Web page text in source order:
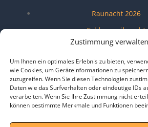
Zustimmung verwalten
Um Ihnen ein optimales Erlebnis zu bieten,
wie Cookies, um Geräteinformationen zu
zuzugreifen. Wenn Sie diesen Technologien
Daten wie das Surfverhalten oder eindeutige IDs
verarbeiten. Wenn Sie Ihre Zustimmung nicht
können bestimmte Merkmale und Funktionen
Raunacht 2026
Schlossweihnacht
Shangri-La Lounge
Umfragen
Verein
Veröffentlichungen